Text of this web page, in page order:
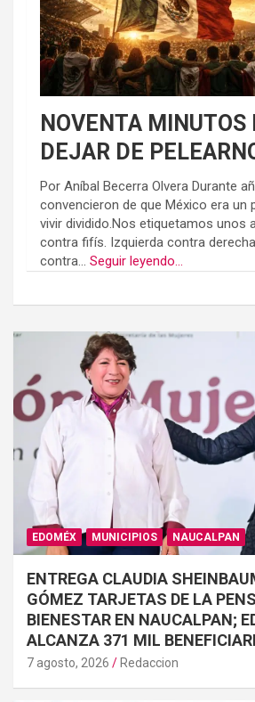
NOVENTA MINUTOS
DEJAR DE
Por Aníbal Becerra Olvera Durante
convencieron de que México era un
vivir dividido.Nos etiquetamos unos
contra fifís. Izquierda contra
contra... Seguir leyendo...
EDOMÉX MUNICIPIOS NAUCALPAN
ENTREGA CLAUDIA
GÓMEZ TARJETAS DE LA
BIENESTAR EN NAUCALPAN;
ALCANZA 371 MIL
7 agosto, 2026 Redaccion